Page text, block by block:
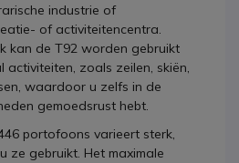
industrie of
of activiteitencentra.
kan de T92 worden gebruikt
zoals zeilen, skiën,
waardoor u zelfs in de
gemoedsrust hebt.
portofoons varieert sterk,
ze gebruikt. Het maximale